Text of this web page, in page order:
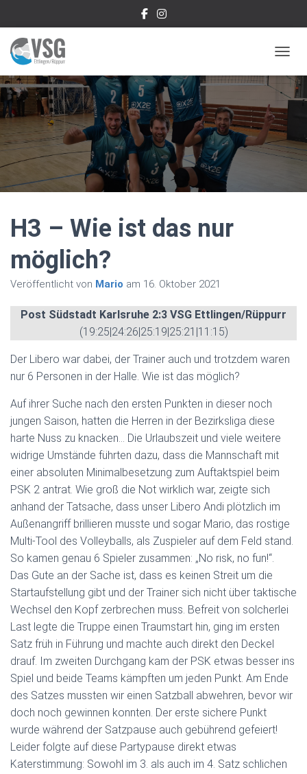
H3 – Wie ist das nur
möglich?
Veröffentlicht von Mario am 16. Oktober 2021
Post Südstadt Karlsruhe 2:3 VSG Ettlingen/Rüppurr
(19:25|24:26|25:19|25:21|11:15)
Der Libero war dabei, der Trainer auch und trotzdem waren
nur 6 Personen in der Halle. Wie ist das möglich?
Auf ihrer Suche nach den ersten Punkten in dieser noch
jungen Saison, hatten die Herren in der Bezirksliga diese
harte Nuss zu knacken… Die Urlaubszeit und viele weitere
widrige Umstände führten dazu, dass die Mannschaft mit
einer absoluten Minimalbesetzung zum Auftaktspiel beim
PSK 2 antrat. Wie groß die Not wirklich war, zeigte sich
anhand der Tatsache, dass unser Libero Andi plötzlich im
Außenangriff brillieren musste und sogar Mario, das rostige
Multi-Tool des Volleyballs, als Zuspieler auf dem Feld stand.
So kamen genau 6 Spieler zusammen: „No risk, no fun!“.
Das Gute an der Sache ist, dass es keinen Streit um die
Startaufstellung gibt und der Trainer sich nicht über taktische
Wechsel den Kopf zerbrechen muss. Befreit von solcherlei
Last legte die Truppe einen Traumstart hin, ging im ersten
Satz früh in Führung und machte auch direkt den Deckel
drauf. Im zweiten Durchgang kam der PSK etwas besser ins
Spiel und beide Teams kämpften um jeden Punkt. Am Ende
des Satzes mussten wir einen Satzball abwehren, bevor wir
doch noch gewinnen konnten. Der erste sichere Punkt
wurde während der Satzpause auch gebührend gefeiert!
Leider folgte auf diese Partypause direkt etwas
Katerstimmung: Sowohl im 3. als auch im 4. Satz schlichen